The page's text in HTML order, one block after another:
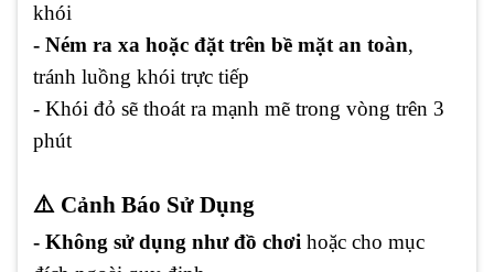
khói
- Ném ra xa hoặc đặt trên bề mặt an toàn,
tránh luồng khói trực tiếp
- Khói đỏ sẽ thoát ra mạnh mẽ trong vòng trên 3
phút
⚠️ Cảnh Báo Sử Dụng
- Không sử dụng như đồ chơi hoặc cho mục